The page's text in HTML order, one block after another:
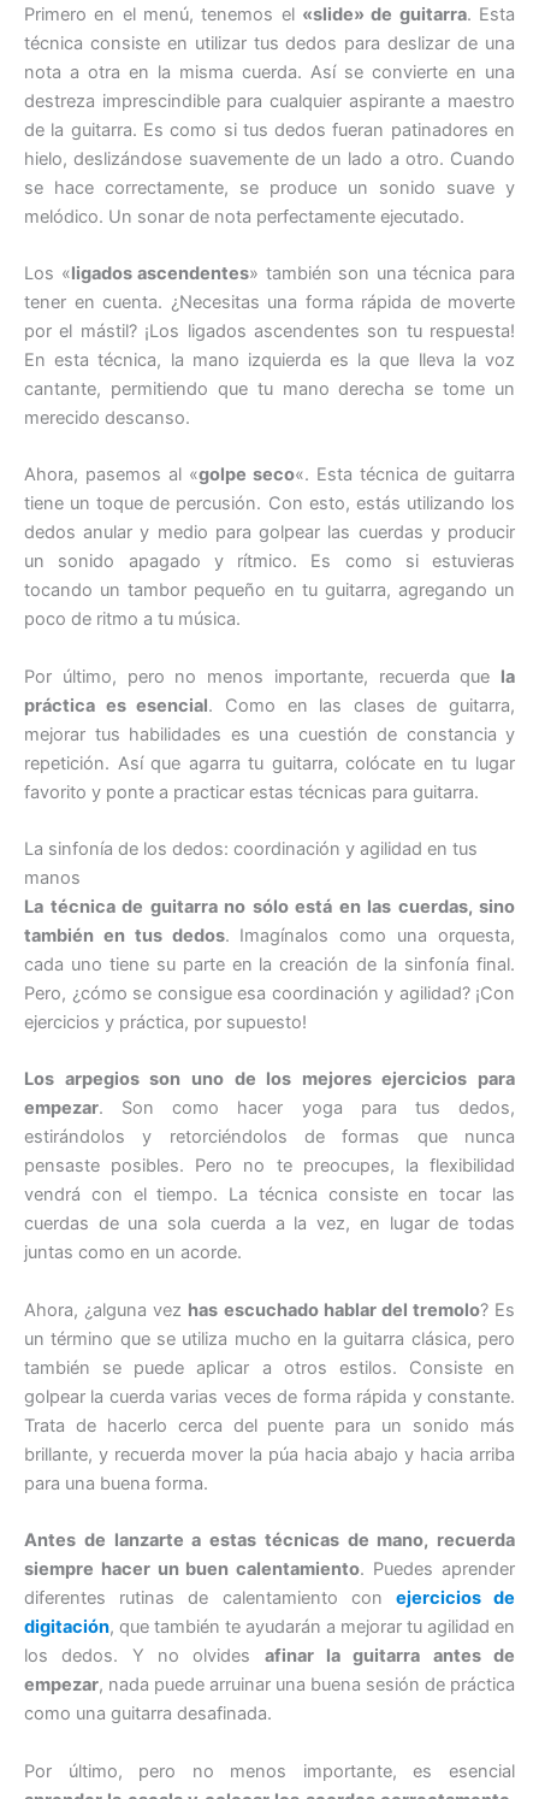
Primero en el menú, tenemos el «slide» de guitarra. Esta
técnica consiste en utilizar tus dedos para deslizar de una
nota a otra en la misma cuerda. Así se convierte en una
destreza imprescindible para cualquier aspirante a maestro
de la guitarra. Es como si tus dedos fueran patinadores en
hielo, deslizándose suavemente de un lado a otro. Cuando
se hace correctamente, se produce un sonido suave y
melódico. Un sonar de nota perfectamente ejecutado.
Los «ligados ascendentes» también son una técnica para
tener en cuenta. ¿Necesitas una forma rápida de moverte
por el mástil? ¡Los ligados ascendentes son tu respuesta!
En esta técnica, la mano izquierda es la que lleva la voz
cantante, permitiendo que tu mano derecha se tome un
merecido descanso.
Ahora, pasemos al «golpe seco«. Esta técnica de guitarra
tiene un toque de percusión. Con esto, estás utilizando los
dedos anular y medio para golpear las cuerdas y producir
un sonido apagado y rítmico. Es como si estuvieras
tocando un tambor pequeño en tu guitarra, agregando un
poco de ritmo a tu música.
Por último, pero no menos importante, recuerda que la
práctica es esencial. Como en las clases de guitarra,
mejorar tus habilidades es una cuestión de constancia y
repetición. Así que agarra tu guitarra, colócate en tu lugar
favorito y ponte a practicar estas técnicas para guitarra.
La sinfonía de los dedos: coordinación y agilidad en tus
manos
La técnica de guitarra no sólo está en las cuerdas, sino
también en tus dedos. Imagínalos como una orquesta,
cada uno tiene su parte en la creación de la sinfonía final.
Pero, ¿cómo se consigue esa coordinación y agilidad? ¡Con
ejercicios y práctica, por supuesto!
Los arpegios son uno de los mejores ejercicios para
empezar. Son como hacer yoga para tus dedos,
estirándolos y retorciéndolos de formas que nunca
pensaste posibles. Pero no te preocupes, la flexibilidad
vendrá con el tiempo. La técnica consiste en tocar las
cuerdas de una sola cuerda a la vez, en lugar de todas
juntas como en un acorde.
Ahora, ¿alguna vez has escuchado hablar del tremolo? Es
un término que se utiliza mucho en la guitarra clásica, pero
también se puede aplicar a otros estilos. Consiste en
golpear la cuerda varias veces de forma rápida y constante.
Trata de hacerlo cerca del puente para un sonido más
brillante, y recuerda mover la púa hacia abajo y hacia arriba
para una buena forma.
Antes de lanzarte a estas técnicas de mano, recuerda
siempre hacer un buen calentamiento. Puedes aprender
diferentes rutinas de calentamiento con ejercicios de
digitación, que también te ayudarán a mejorar tu agilidad en
los dedos. Y no olvides afinar la guitarra antes de
empezar, nada puede arruinar una buena sesión de práctica
como una guitarra desafinada.
Por último, pero no menos importante, es esencial